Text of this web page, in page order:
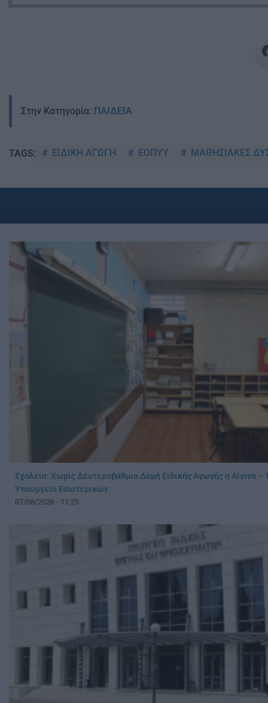
Στην Κατηγορία: ΠΑΙΔΕΙΑ
TAGS: ΕΙΔΙΚΗ ΑΓΩΓΗ ΕΟΠΥΥ ΜΑΘΗΣΙΑΚΕΣ
Σχολεία: Χωρίς Δευτεροβάθμια Δομή Ειδικής Αγωγής η Αίγινα –
Υπουργείο Εσωτερικών
07/08/2026 - 11:25